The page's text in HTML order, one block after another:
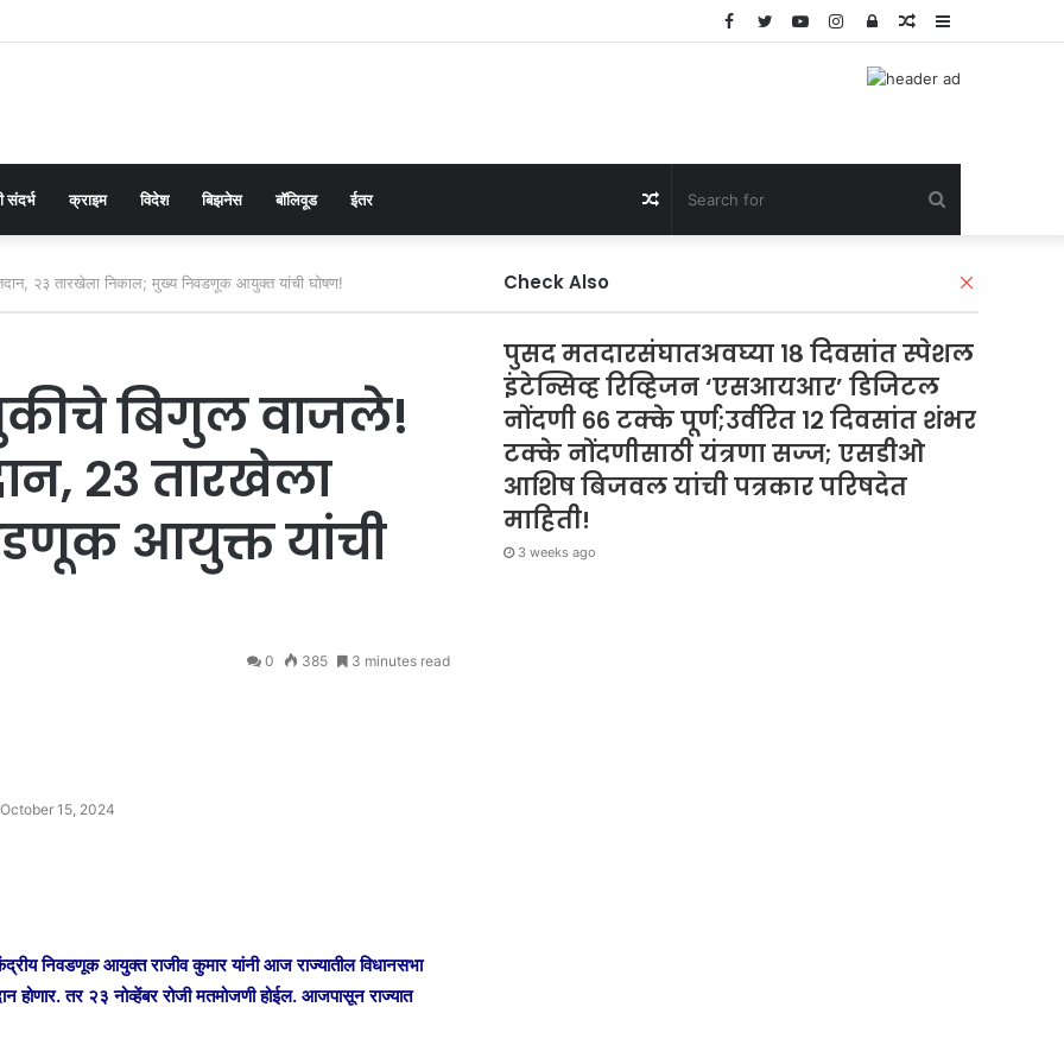
Random
Log
In
Instagram
YouTube
Twitter
Facebook
संदर्भ क्राइम विदेश बिझनेस बॉलिवूड ईतर Random
२३ तारखेला निकाल; मुख्य निवडणूक आयुक्त यांची घोषण!
बिगुल वाजले!
२३ तारखेला
आयुक्त यांची
October 15, 2024
0 385 3 minutes read
निवडणूक आयुक्त राजीव कुमार यांनी आज राज्यातील विधानसभा
होणार. तर २३ नोव्हेंबर रोजी मतमोजणी होईल. आजपासून राज्यात
Check Also
l
पुसद मतदारसंघातअवघ्या १८ दिवसांत स्पेशल
इंटेन्सिव्ह रिव्हिजन ‘एसआयआर’ डिजिटल
नोंदणी ६६ टक्के पूर्ण;उर्वरित १२ दिवसांत शंभर
टक्के नोंदणीसाठी यंत्रणा सज्ज; एसडीओ
आशिष बिजवल यांची पत्रकार परिषदेत
माहिती!
3 weeks ago